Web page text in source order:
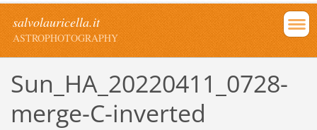
salvolauricella.it
ASTROPHOTOGRAPHY
Sun_HA_20220411_0728-
merge-C-inverted